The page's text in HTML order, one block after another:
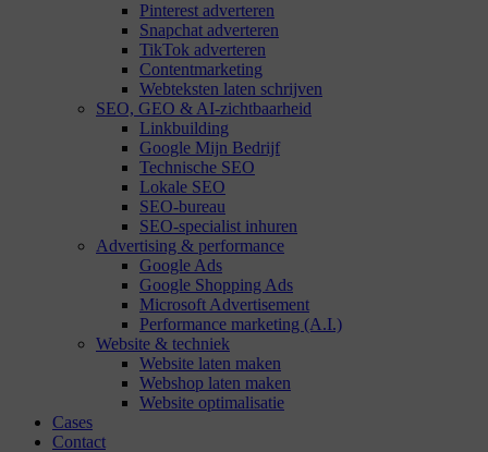
Pinterest adverteren
Snapchat adverteren
TikTok adverteren
Contentmarketing
Webteksten laten schrijven
SEO, GEO & AI-zichtbaarheid
Linkbuilding
Google Mijn Bedrijf
Technische SEO
Lokale SEO
SEO-bureau
SEO-specialist inhuren
Advertising & performance
Google Ads
Google Shopping Ads
Microsoft Advertisement
Performance marketing (A.I.)
Website & techniek
Website laten maken
Webshop laten maken
Website optimalisatie
Cases
Contact